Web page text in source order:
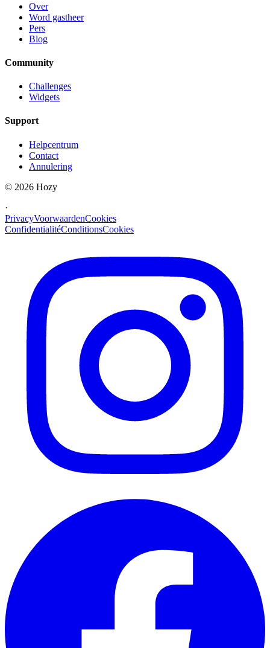
Over
Word gastheer
Pers
Blog
Community
Challenges
Widgets
Support
Helpcentrum
Contact
Annulering
© 2026 Hozy
·
PrivacyVoorwaardenCookies
ConfidentialitéConditionsCookies